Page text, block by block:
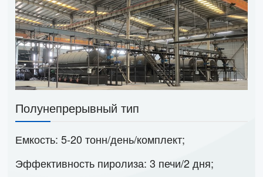
Полунепрерывный тип
Емкость: 5-20 тонн/день/комплект;
Эффективность пиролиза: 3 печи/2 дня;